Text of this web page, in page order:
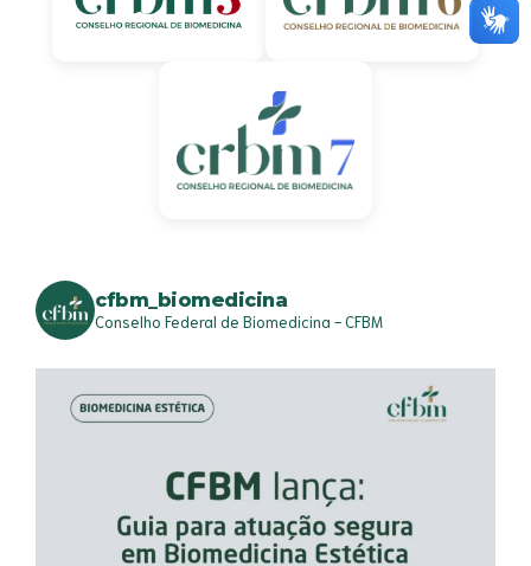
cfbm_biomedicina
Conselho Federal de Biomedicina - CFBM